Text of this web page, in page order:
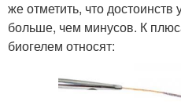
же отметить, что
больше, чем минусов. К
биогелем относят: